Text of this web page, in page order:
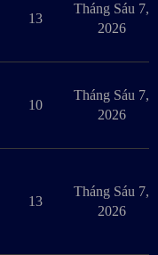
13
Tháng Sáu 7,
2026
10
Tháng Sáu 7,
2026
13
Tháng Sáu 7,
2026